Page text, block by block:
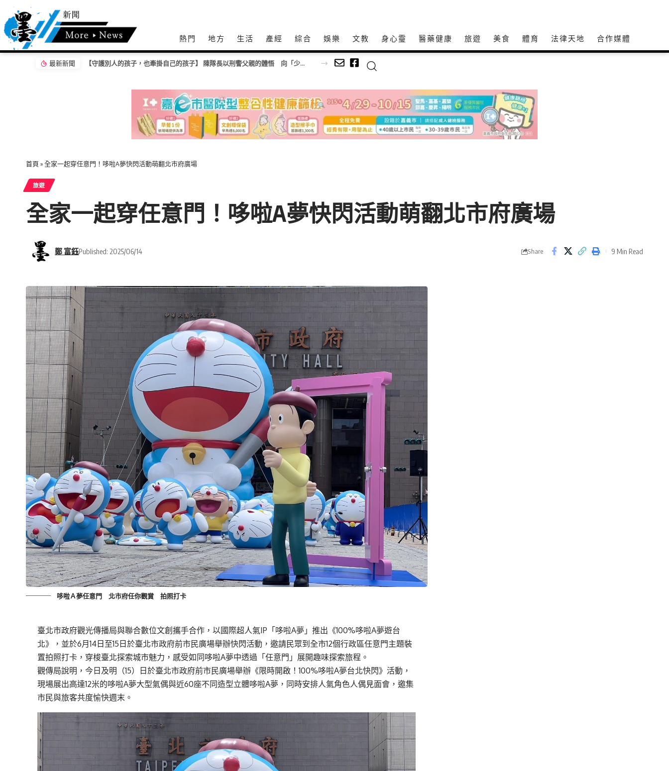
熱門 地方 生活 產經 綜合 娛樂 文教 身心𩆜 醫藥健康 旅遊 美食 體育 法律天地 合作媒體
最新新聞 【守護別人的孩子，也牽掛自己的孩子】 陳隊長以刑警父親的體悟 向「少年隊警察爸爸」致敬！
首頁 »全家一起穿任意門！哆啦A夢快閃活動萌翻北市府廣場
旅遊
全家一起穿任意門！哆啦A夢快閃活動萌翻北市府廣場
鄭 富鈺Published: 2025/06/14 Share 9 Min Read
哆啦Ａ夢任意門 北市府任你觀賞 拍照打卡
臺北市政府觀光傳播局與聯合數位文創攜手合作，以國際超人氣IP「哆啦A夢」推出《100%哆啦A夢遊台
北》，並於6月14日至15日於臺北市政府前市民廣場舉辦快閃活動，邀請民眾到全市12個行政區任意門主題裝
置拍照打卡，穿梭臺北探索城市魅力，感受如同哆啦A夢中透過「任意門」展開趣味探索旅程。
觀傳局說明，今日及明（15）日於臺北市政府前市民廣場舉辦《限時開啟！100%哆啦A夢台北快閃》活動，
現場展出高達12米的哆啦A夢大型氣偶與近60座不同造型立體哆啦A夢，同時安排人氣角色人偶見面會，邀集
市民與旅客共度愉快週末。